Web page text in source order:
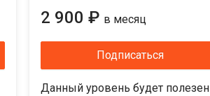
2 900 ₽ в месяц
Подписаться
Данный уровень будет полезен